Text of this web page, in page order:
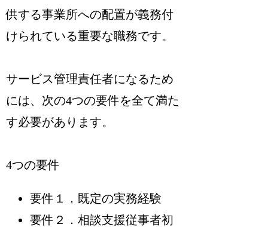
供する事業所への配置が義務付
けられている重要な職務です。
サービス管理責任者になるため
には、次の4つの要件を全て満た
す必要があります。
4つの要件
要件１．既定の実務経験
要件２．相談支援従事者初